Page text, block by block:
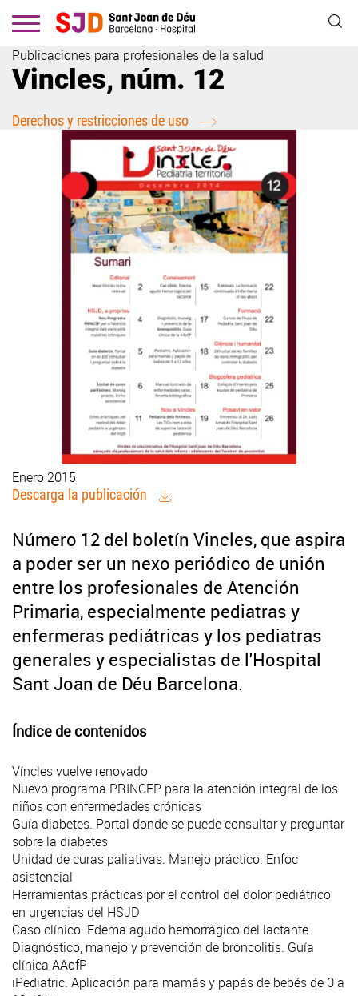
principal
Publicaciones para profesionales de la salud
Vincles, núm. 12
Derechos y restricciones de uso
Enero 2015
Descarga la publicación
Número 12 del boletín Vincles, que aspira
a poder ser un nexo periódico de unión
entre los profesionales de Atención
Primaria, especialmente pediatras y
enfermeras pediátricas y los pediatras
generales y especialistas de l'Hospital
Sant Joan de Déu Barcelona.
Índice de contenidos
Víncles vuelve renovado
Nuevo programa PRINCEP para la atención integral de los
niños con enfermedades crónicas
Guía diabetes. Portal donde se puede consultar y preguntar
sobre la diabetes
Unidad de curas paliativas. Manejo práctico. Enfoc
asistencial
Herramientas prácticas por el control del dolor pediátrico
en urgencias del HSJD
Caso clínico. Edema agudo hemorrágico del lactante
Diagnóstico, manejo y prevención de broncolitis. Guía
clínica AAofP
iPediatric. Aplicación para mamás y papás de bebés de 0 a